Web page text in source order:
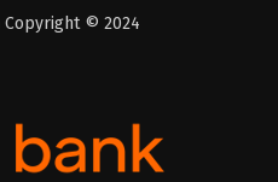
Copyright © 2024